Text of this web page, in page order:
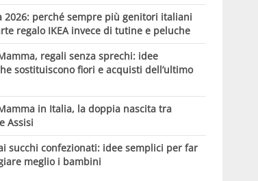
2026: perché sempre più genitori italiani
regalo IKEA invece di tutine e peluche
regali senza sprechi: idee
sostituiscono fiori e acquisti dell’ultimo
in Italia, la doppia nascita tra
Assisi
succhi confezionati: idee semplici per far
meglio i bambini